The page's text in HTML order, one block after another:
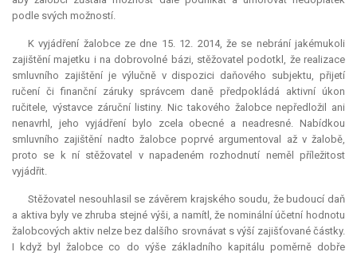
podle svých možností.
K vyjádření žalobce ze dne 15. 12. 2014, že se nebrání jakémukoli
zajištění majetku i na dobrovolné bázi, stěžovatel podotkl, že realizace
smluvního zajištění je výlučně v dispozici daňového subjektu, přijetí
ručení či finanční záruky správcem daně předpokládá aktivní úkon
ručitele, výstavce záruční listiny. Nic takového žalobce nepředložil ani
nenavrhl, jeho vyjádření bylo zcela obecné a neadresné. Nabídkou
smluvního zajištění nadto žalobce poprvé argumentoval až v žalobě,
proto se k ní stěžovatel v napadeném rozhodnutí neměl příležitost
vyjádřit.
Stěžovatel nesouhlasil se závěrem krajského soudu, že budoucí daň
a aktiva byly ve zhruba stejné výši, a namítl, že nominální účetní hodnotu
žalobcových aktiv nelze bez dalšího srovnávat s výší zajišťované částky.
I když byl žalobce co do výše základního kapitálu poměrně dobře